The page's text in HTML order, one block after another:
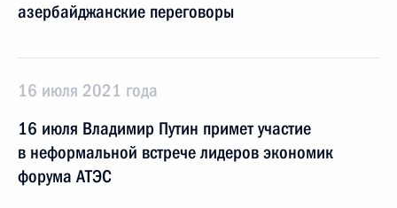
азербайджанские переговоры
16 июля 2021 года
16 июля Владимир Путин примет участие
в неформальной встрече лидеров экономик
форума АТЭС